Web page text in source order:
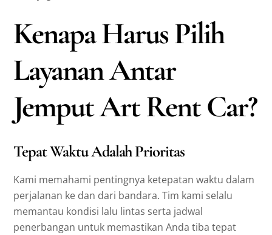
Kenapa Harus Pilih
Layanan Antar
Jemput Art Rent Car?
Tepat Waktu Adalah Prioritas
Kami memahami pentingnya ketepatan waktu dalam
perjalanan ke dan dari bandara. Tim kami selalu
memantau kondisi lalu lintas serta jadwal
penerbangan untuk memastikan Anda tiba tepat